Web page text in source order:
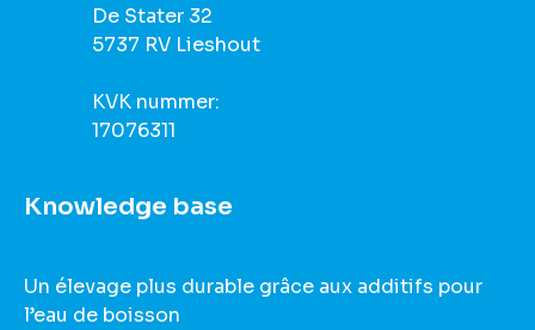
De Stater 32
5737 RV Lieshout
KVK nummer:
17076311
Knowledge base
Un élevage plus durable grâce aux additifs pour
l’eau de boisson